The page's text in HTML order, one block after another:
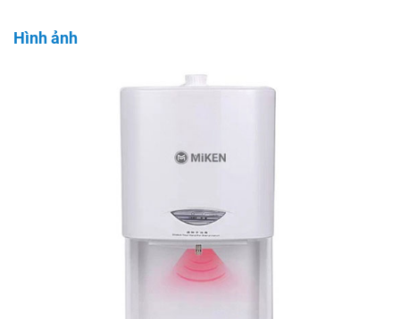
Hình ảnh